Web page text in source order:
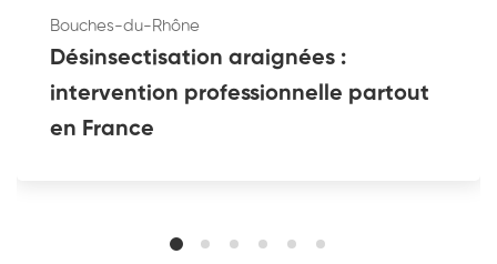
Bouches-du-Rhône
Désinsectisation araignées :
intervention professionnelle partout
en France